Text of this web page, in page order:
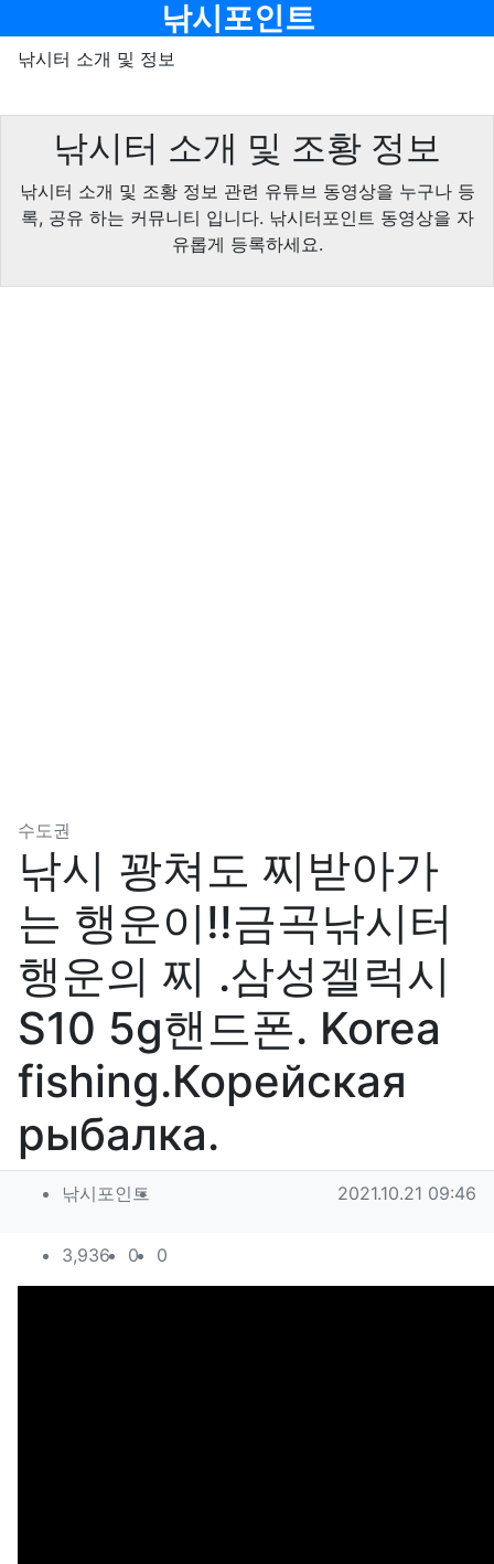
낚시포인트
낚시터 소개 및 정보
낚시터 소개 및 조황 정보
낚시터 소개 및 조황 정보 관련 유튜브 동영상을 누구나 등
록, 공유 하는 커뮤니티 입니다. 낚시터포인트 동영상을 자
유롭게 등록하세요.
수도권
낚시 꽝쳐도 찌받아가
는 행운이!!금곡낚시터
행운의 찌 .삼성겔럭시
S10 5g핸드폰. Korea
fishing.Корейская
рыбалка.
작성자 정보
낚시포인트 작성일
2021.10.21 09:46
컨텐츠 정보
3,936조회
0추천
0